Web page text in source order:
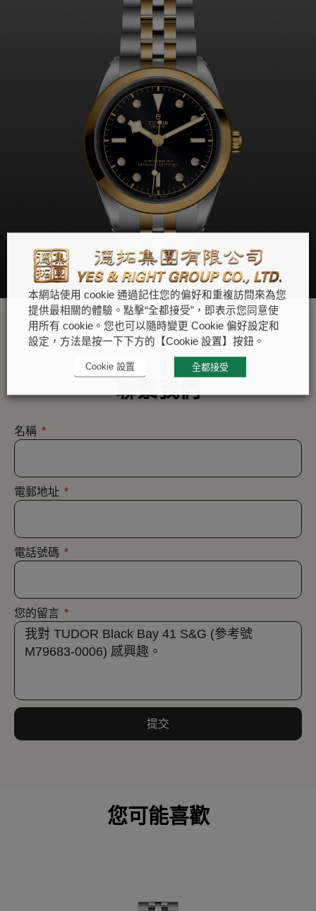
聯繫我們
名稱
電郵地址
電話號碼
您的留言
提交
您可能喜歡
本網站使用 cookie 通過記住您的偏好和重複訪問來為您
提供最相關的體驗。點擊“全都接受”，即表示您同意使
用所有 cookie。您也可以隨時變更 Cookie 偏好設定和
設定，方法是按一下下方的【Cookie 設置】按鈕。
Cookie 設置 全都接受